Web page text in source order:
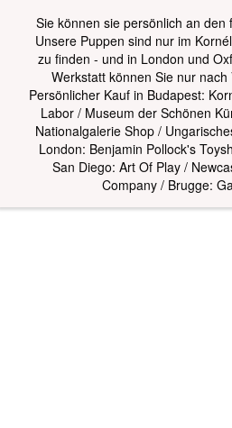
Sie können sie persönlich an den
Unsere Puppen sind nur im
zu finden - und in London und
Werkstatt können Sie nur
Persönlicher Kauf in Budapest:
Labor / Museum der Schönen
Nationalgalerie Shop /
London: Benjamin Pollock's
San Diego: Art Of Play /
Company / Brugge: